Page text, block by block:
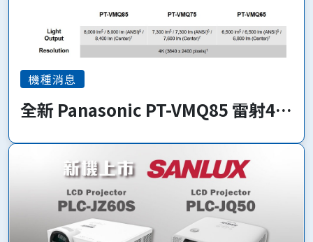
機種消息
全新 Panasonic PT-VMQ85 雷射4K